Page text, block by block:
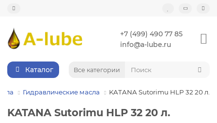
+7 (499) 490 77 85
info@a-lube.ru
Каталог Все категории
Гидравлические масла KATANA Sutorimu HLP 32 20 л.
KATANA Sutorimu HLP 32 20 л.